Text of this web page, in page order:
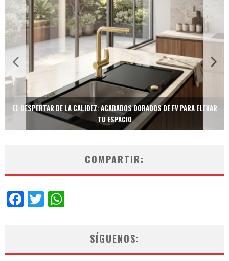
EL DESPERTAR DE LA CALIDEZ: ACABADOS DORADOS DE FV PARA ELEVAR
TU ESPACIO
COMPARTIR:
Facebook
Twitter
SÍGUENOS: